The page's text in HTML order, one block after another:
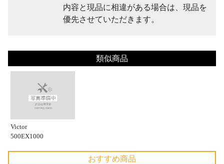
内容と現品に相違がある場合は、現品を
優先させていただきます。
類似商品
Victor
500EX1000
おすすめ商品